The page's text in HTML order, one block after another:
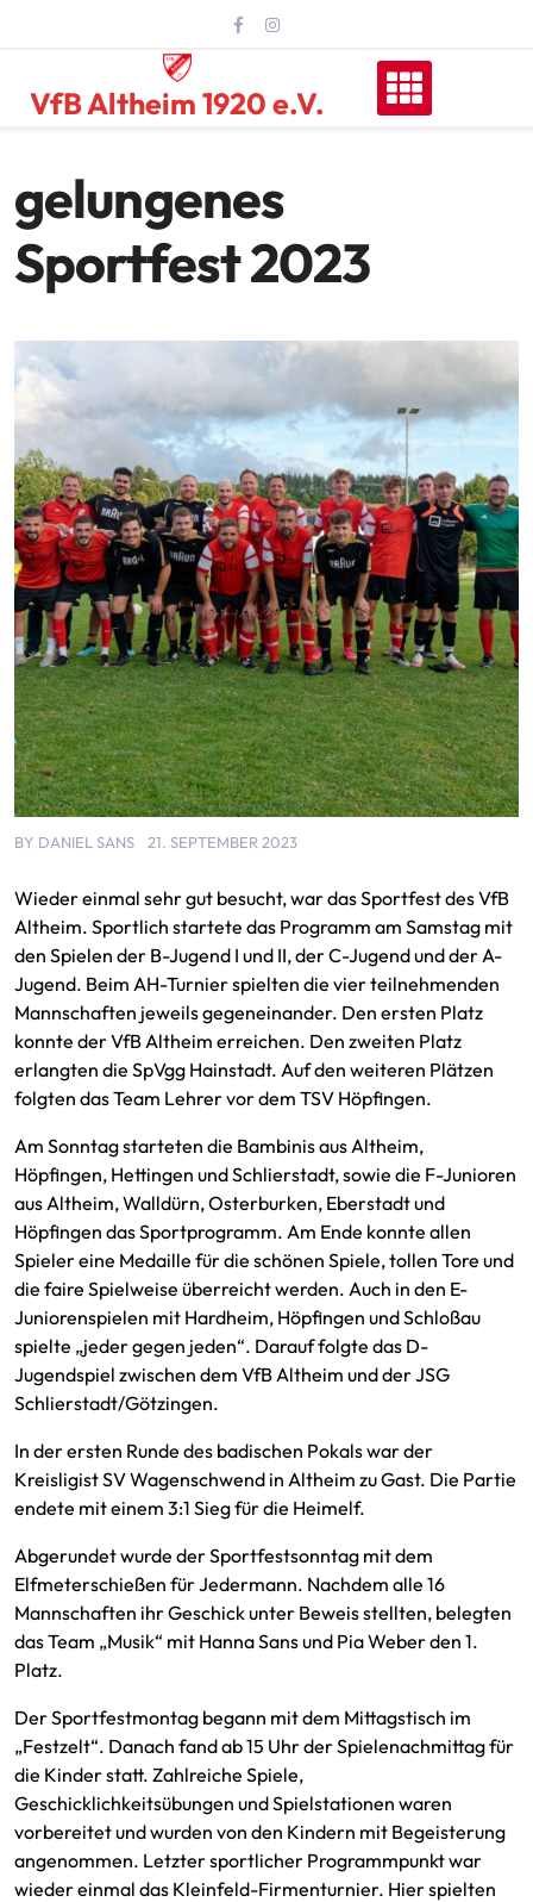
VfB Altheim 1920 e.V.
gelungenes
Sportfest 2023
BY DANIEL SANS 21. SEPTEMBER 2023
Wieder einmal sehr gut besucht, war das Sportfest des VfB
Altheim. Sportlich startete das Programm am Samstag mit
den Spielen der B-Jugend I und II, der C-Jugend und der A-
Jugend. Beim AH-Turnier spielten die vier teilnehmenden
Mannschaften jeweils gegeneinander. Den ersten Platz
konnte der VfB Altheim erreichen. Den zweiten Platz
erlangten die SpVgg Hainstadt. Auf den weiteren Plätzen
folgten das Team Lehrer vor dem TSV Höpfingen.
Am Sonntag starteten die Bambinis aus Altheim,
Höpfingen, Hettingen und Schlierstadt, sowie die F-Junioren
aus Altheim, Walldürn, Osterburken, Eberstadt und
Höpfingen das Sportprogramm. Am Ende konnte allen
Spieler eine Medaille für die schönen Spiele, tollen Tore und
die faire Spielweise überreicht werden. Auch in den E-
Juniorenspielen mit Hardheim, Höpfingen und Schloßau
spielte „jeder gegen jeden“. Darauf folgte das D-
Jugendspiel zwischen dem VfB Altheim und der JSG
Schlierstadt/Götzingen.
In der ersten Runde des badischen Pokals war der
Kreisligist SV Wagenschwend in Altheim zu Gast. Die Partie
endete mit einem 3:1 Sieg für die Heimelf.
Abgerundet wurde der Sportfestsonntag mit dem
Elfmeterschießen für Jedermann. Nachdem alle 16
Mannschaften ihr Geschick unter Beweis stellten, belegten
das Team „Musik“ mit Hanna Sans und Pia Weber den 1.
Platz.
Der Sportfestmontag begann mit dem Mittagstisch im
„Festzelt“. Danach fand ab 15 Uhr der Spielenachmittag für
die Kinder statt. Zahlreiche Spiele,
Geschicklichkeitsübungen und Spielstationen waren
vorbereitet und wurden von den Kindern mit Begeisterung
angenommen. Letzter sportlicher Programmpunkt war
wieder einmal das Kleinfeld-Firmenturnier. Hier spielten